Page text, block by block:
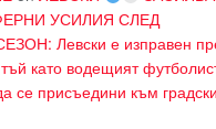
УСИЛИЯ СЛЕД
Левски е изправен
като водещият
се присъедини към